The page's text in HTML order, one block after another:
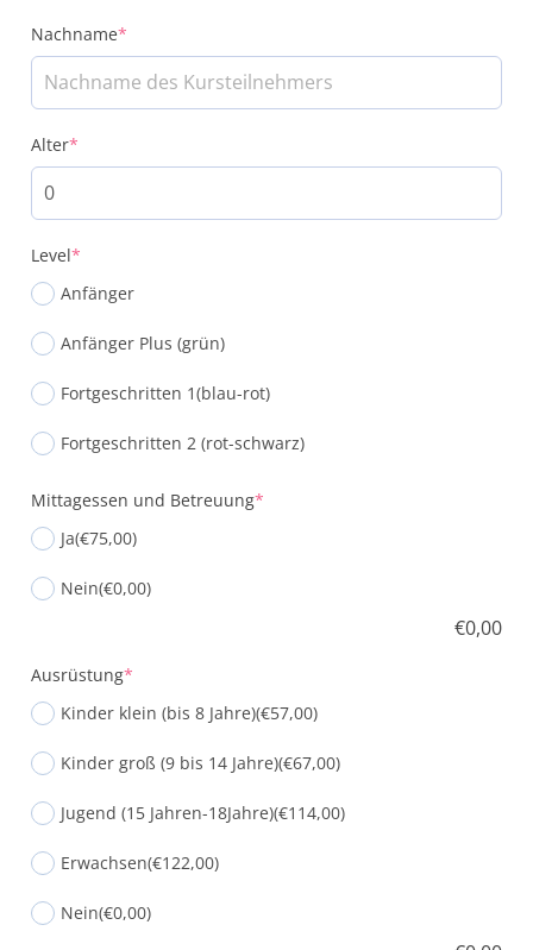
Nachname*
Alter*
Level*
Anfänger
Anfänger Plus (grün)
Fortgeschritten 1(blau-rot)
Fortgeschritten 2 (rot-schwarz)
Mittagessen und Betreuung*
Ja(€75,00)
Nein(€0,00)
€0,00
Ausrüstung*
Kinder klein (bis 8 Jahre)(€57,00)
Kinder groß (9 bis 14 Jahre)(€67,00)
Jugend (15 Jahren-18Jahre)(€114,00)
Erwachsen(€122,00)
Nein(€0,00)